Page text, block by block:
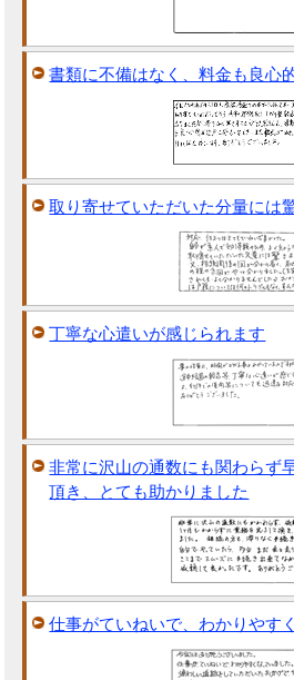
書類に不備はなく、料金も良心
取り寄せていただいた分量には
丁寧な心遣いが感じられます
非常に沢山の通数にも関わらず
頂き、とても助かりました
仕事がていねいで、わかりやす